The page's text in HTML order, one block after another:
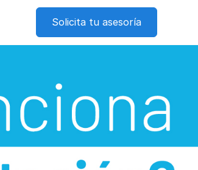
Solicita tu asesoría